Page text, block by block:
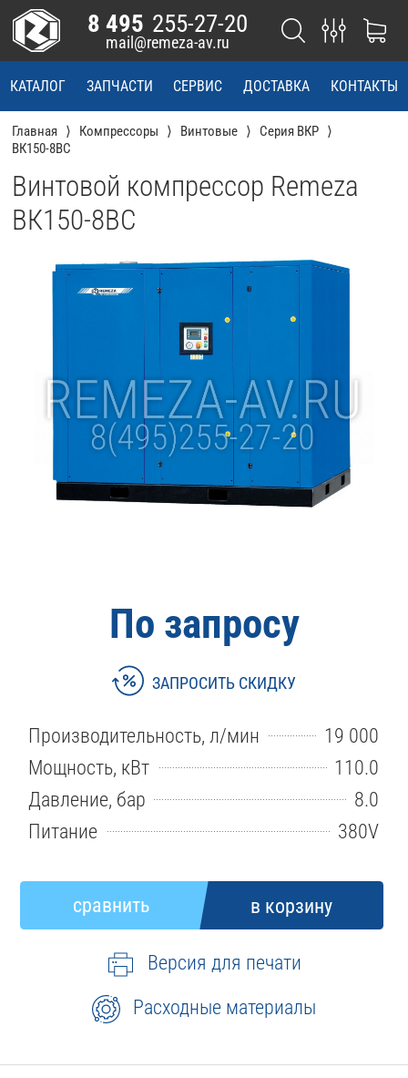
КАТАЛОГ ЗАПЧАСТИ СЕРВИС ДОСТАВКА КОНТАКТЫ
8 495 255-27-20
mail@remeza-av.ru
Главная Компрессоры Винтовые
Серия ВКР
ВК150-8BC
Винтовой компрессор Remeza
ВК150-8BC
По запросу
ЗАПРОСИТЬ СКИДКУ
Производительность, л/мин
19 000
Мощность, кВт
110.0
Давление, бар
8.0
Питание
380V
Версия для печати
Расходные материалы